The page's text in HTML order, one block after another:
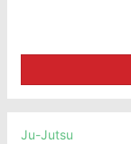
Ju-Jutsu